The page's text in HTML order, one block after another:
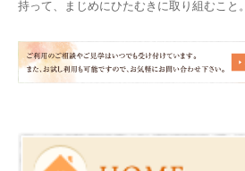
持って、まじめにひたむきに取り組むこと。